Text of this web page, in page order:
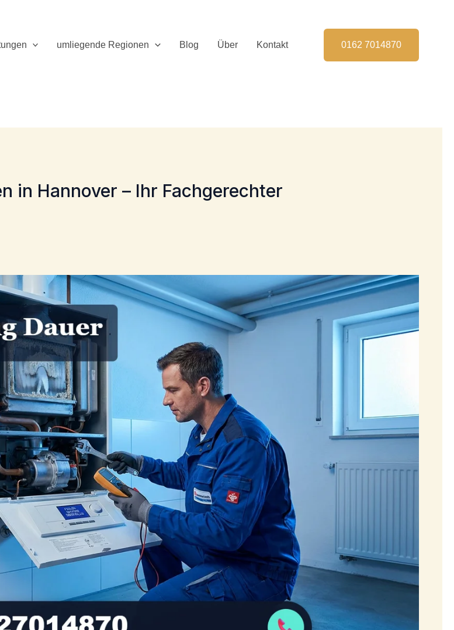
umliegende Regionen Blog Über Kontakt 0162 7014870
in Hannover – Ihr Fachgerechter